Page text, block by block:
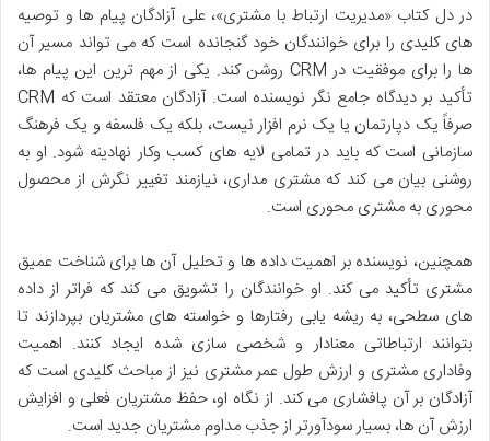
در دل کتاب «مدیریت ارتباط با مشتری»، علی آزادگان پیام ها و توصیه
های کلیدی را برای خوانندگان خود گنجانده است که می تواند مسیر آن
ها را برای موفقیت در CRM روشن کند. یکی از مهم ترین این پیام ها،
تأکید بر دیدگاه جامع نگر نویسنده است. آزادگان معتقد است که CRM
صرفاً یک دپارتمان یا یک نرم افزار نیست، بلکه یک فلسفه و یک فرهنگ
سازمانی است که باید در تمامی لایه های کسب وکار نهادینه شود. او به
روشنی بیان می کند که مشتری مداری، نیازمند تغییر نگرش از محصول
محوری به مشتری محوری است.
همچنین، نویسنده بر اهمیت داده ها و تحلیل آن ها برای شناخت عمیق
مشتری تأکید می کند. او خوانندگان را تشویق می کند که فراتر از داده
های سطحی، به ریشه یابی رفتارها و خواسته های مشتریان بپردازند تا
بتوانند ارتباطاتی معنادار و شخصی سازی شده ایجاد کنند. اهمیت
وفاداری مشتری و ارزش طول عمر مشتری نیز از مباحث کلیدی است که
آزادگان بر آن پافشاری می کند. از نگاه او، حفظ مشتریان فعلی و افزایش
ارزش آن ها، بسیار سودآورتر از جذب مداوم مشتریان جدید است.